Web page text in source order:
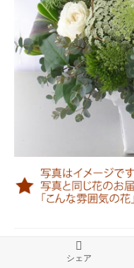
●生花アレンジは2024年
扱いはございません。こ
シェア